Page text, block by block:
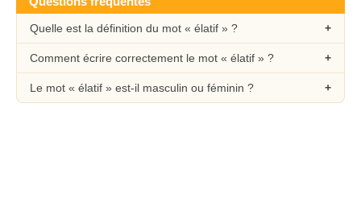
Quelle est la définition du mot « élatif » ?
Comment écrire correctement le mot « élatif » ?
Le mot « élatif » est-il masculin ou féminin ?